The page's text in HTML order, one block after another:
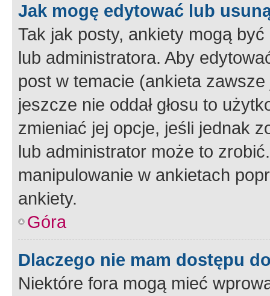
Jak mogę edytować lub
Tak jak posty, ankiety mogą
lub administratora. Aby
post w temacie (ankieta
jeszcze nie oddał głosu to
zmieniać jej opcje, jeśli jednak
lub administrator może to
manipulowanie w ankietach
ankiety.
Góra
Dlaczego nie mam dostępu
Niektóre fora mogą mieć